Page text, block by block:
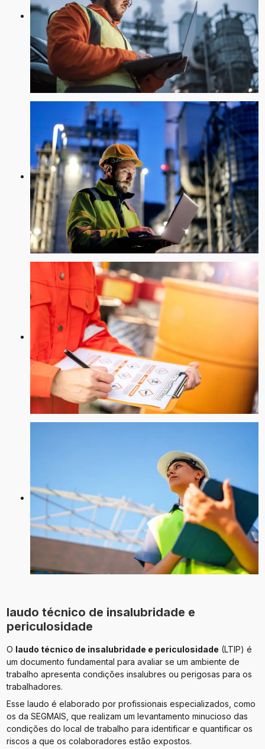
laudo técnico de insalubridade e
periculosidade
O laudo técnico de insalubridade e periculosidade (LTIP) é
um documento fundamental para avaliar se um ambiente de
trabalho apresenta condições insalubres ou perigosas para os
trabalhadores.
Esse laudo é elaborado por profissionais especializados, como
os da SEGMAIS, que realizam um levantamento minucioso das
condições do local de trabalho para identificar e quantificar os
riscos a que os colaboradores estão expostos.